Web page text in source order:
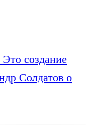
создание
Солдатов о